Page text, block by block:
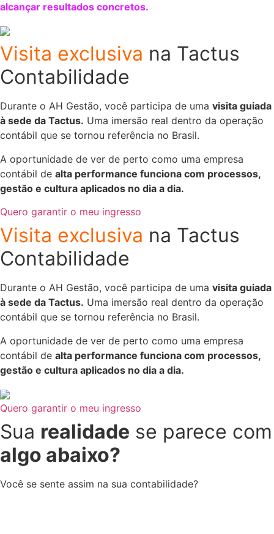
alcançar resultados concretos.
Visita exclusiva na Tactus
Contabilidade
Durante o AH Gestão, você participa de uma visita guiada
à sede da Tactus. Uma imersão real dentro da operação
contábil que se tornou referência no Brasil.
A oportunidade de ver de perto como uma empresa
contábil de alta performance funciona com processos,
gestão e cultura aplicados no dia a dia.
Quero garantir o meu ingresso
Visita exclusiva na Tactus
Contabilidade
Durante o AH Gestão, você participa de uma visita guiada
à sede da Tactus. Uma imersão real dentro da operação
contábil que se tornou referência no Brasil.
A oportunidade de ver de perto como uma empresa
contábil de alta performance funciona com processos,
gestão e cultura aplicados no dia a dia.
Quero garantir o meu ingresso
Sua realidade se parece com
algo abaixo?
Você se sente assim na sua contabilidade?